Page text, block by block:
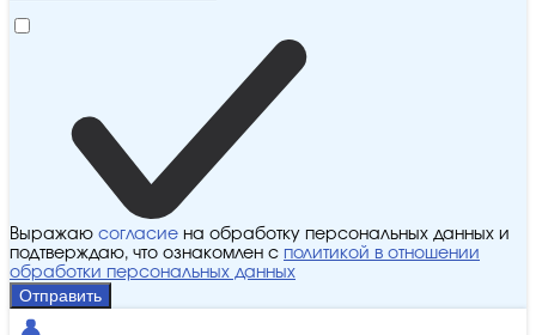
Выражаю согласие на обработку персональных данных и
подтверждаю, что ознакомлен с политикой в отношении
обработки персональных данных
Отправить